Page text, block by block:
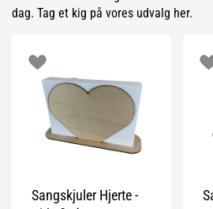
dag. Tag et kig på vores udvalg her.
Sangskjuler Hjerte -